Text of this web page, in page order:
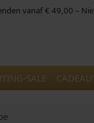
vanaf € 49,00 –
SALE